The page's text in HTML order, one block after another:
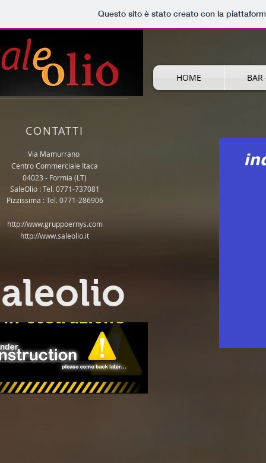
Questo sito è stato creato con la
HOME BAR
CONTATTI
Via Mamurrano
Centro Commerciale Itaca
04023 - Formia (LT)
SaleOlio : Tel. 0771-737081
Pizzissima : Tel. 0771-286906
http://www.gruppoernys.com
http://www.saleolio.it